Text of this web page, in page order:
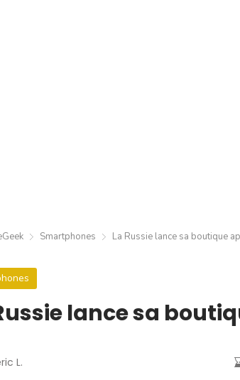
Smartphones La Russie lance sa boutique
lance sa
L.